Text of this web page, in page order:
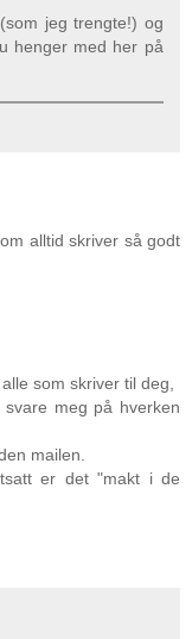
jeg trengte!) og
henger med her på
alltid skriver så godt
som skriver til deg,
meg på hverken
mailen.
er det "makt i de